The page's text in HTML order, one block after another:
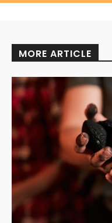
MORE ARTICLE